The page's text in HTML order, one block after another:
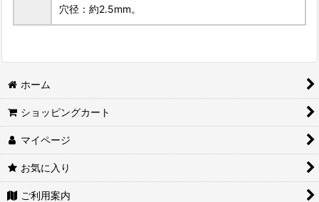
穴径：約2.5mm。
ホーム
ショッピングカート
マイページ
お気に入り
ご利用案内